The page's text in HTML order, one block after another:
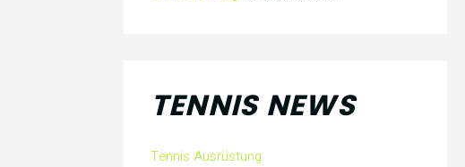
TENNIS NEWS
Tennis Ausrüstung